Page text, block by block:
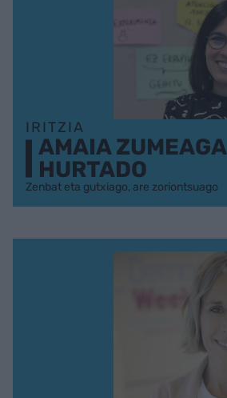
IRITZIA
AMAIA ZUMEAGA
HURTADO
Zenbat eta gutxiago, are zoriontsuago